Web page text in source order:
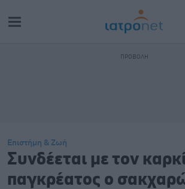
Επιστήμη & Ζωή
Συνδέεται με τον
παγκρέατος ο